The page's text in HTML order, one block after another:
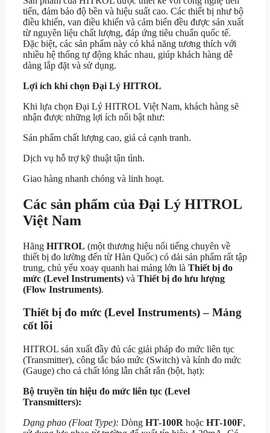
tiến, đảm bảo độ bền và hiệu suất cao. Các thiết bị như bộ
điều khiển, van điều khiển và cảm biến đều được sản xuất
từ nguyên liệu chất lượng, đáp ứng tiêu chuẩn quốc tế.
Đặc biệt, các sản phẩm này có khả năng tương thích với
nhiều hệ thống tự động khác nhau, giúp khách hàng dễ
dàng lắp đặt và sử dụng.
Lợi ích khi chọn Đại Lý HITROL
Khi lựa chọn Đại Lý HITROL Việt Nam, khách hàng sẽ
nhận được những lợi ích nổi bật như:
Sản phẩm chất lượng cao, giá cả cạnh tranh.
Dịch vụ hỗ trợ kỹ thuật tận tình.
Giao hàng nhanh chóng và linh hoạt.
Các sản phẩm của Đại Lý HITROL
Việt Nam
Hãng HITROL (một thương hiệu nổi tiếng chuyên về
thiết bị đo lường đến từ Hàn Quốc) có dải sản phẩm rất tập
trung, chủ yếu xoay quanh hai mảng lớn là Thiết bị đo
mức (Level Instruments) và Thiết bị đo lưu lượng
(Flow Instruments).
Thiết bị đo mức (Level Instruments) – Mảng
cốt lõi
HITROL sản xuất đầy đủ các giải pháp đo mức liên tục
(Transmitter), công tắc báo mức (Switch) và kính đo mức
(Gauge) cho cả chất lỏng lẫn chất rắn (bột, hạt):
Bộ truyền tín hiệu đo mức liên tục (Level
Transmitters):
Dạng phao (Float Type): Dòng HT-100R hoặc HT-100F,